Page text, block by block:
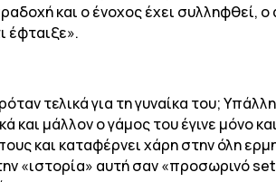
και ο ένοχος έχει συλληφθεί, ο
έφταιξε».
τελικά για τη γυναίκα του;
μάλλον ο γάμος του έγινε μόνο
και καταφέρνει χάρη στην όλη
«ιστορία» αυτή σαν «προσωρινό